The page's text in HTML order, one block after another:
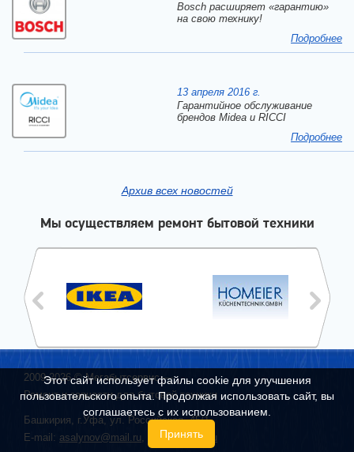
Bosch расширяет «гарантию»
на свою технику!
Подробнее
13 апреля 2016 г.
Гарантийное обслуживание
брендов Midea и RICCI
Подробнее
Архив всех новостей
Мы осуществляем ремонт бытовой техники
2009-2026 ©Мегабытсервис—
Ремонт и запчасти для бытовой техники
Башкирия, г. Уфа, ул. Российская, 45/1
E-mail: asalynov@mail.ru, info@mbs02.ru
Этот сайт использует файлы cookie для улучшения
пользовательского опыта. Продолжая использовать сайт, вы
соглашаетесь с их использованием.
Принять